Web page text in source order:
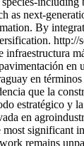
next-
By
http://
en
que la
estratégico
en
remains